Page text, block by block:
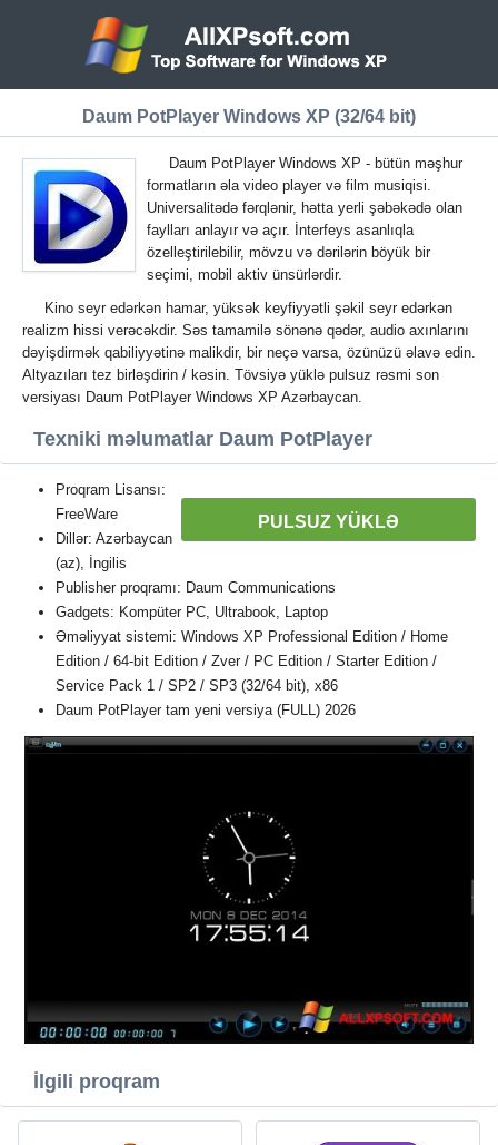
Daum PotPlayer Windows XP (32/64 bit)
Daum PotPlayer Windows XP - bütün məşhur
formatların əla video player və film musiqisi.
Universalitədə fərqlənir, hətta yerli şəbəkədə olan
faylları anlayır və açır. İnterfeys asanlıqla
özelleştirilebilir, mövzu və dərilərin böyük bir
seçimi, mobil aktiv ünsürlərdir.
Kino seyr edərkən hamar, yüksək keyfiyyətli şəkil seyr edərkən
realizm hissi verəcəkdir. Səs tamamilə sönənə qədər, audio axınlarını
dəyişdirmək qabiliyyətinə malikdir, bir neçə varsa, özünüzü əlavə edin.
Altyazıları tez birləşdirin / kəsin. Tövsiyə yüklə pulsuz rəsmi son
versiyası Daum PotPlayer Windows XP Azərbaycan.
Texniki məlumatlar Daum PotPlayer
PULSUZ YÜKLƏ
Proqram Lisansı:
FreeWare
Dillər: Azərbaycan
(az), İngilis
Publisher proqramı: Daum Communications
Gadgets: Kompüter PC, Ultrabook, Laptop
Əməliyyat sistemi: Windows XP Professional Edition / Home
Edition / 64-bit Edition / Zver / PC Edition / Starter Edition /
Service Pack 1 / SP2 / SP3 (32/64 bit), x86
Daum PotPlayer tam yeni versiya (FULL) 2026
İlgili proqram